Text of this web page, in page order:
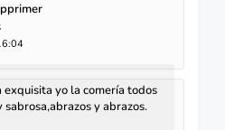
exquisita yo la comería todos
sabrosa,abrazos y abrazos.